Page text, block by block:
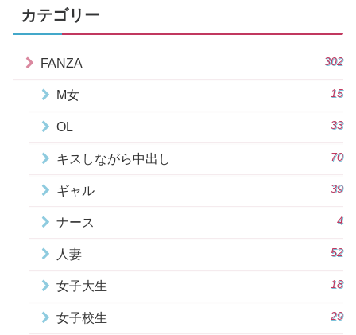
カテゴリー
FANZA 302
M女 15
OL 33
キスしながら中出し 70
ギャル 39
ナース 4
人妻 52
女子大生 18
女子校生 29